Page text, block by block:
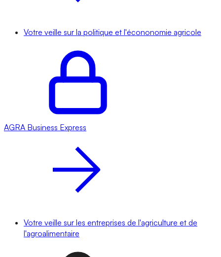
Votre veille sur la politique et l'écononomie agricole
AGRA Business Express
Votre veille sur les entreprises de l'agriculture et de
l'agroalimentaire